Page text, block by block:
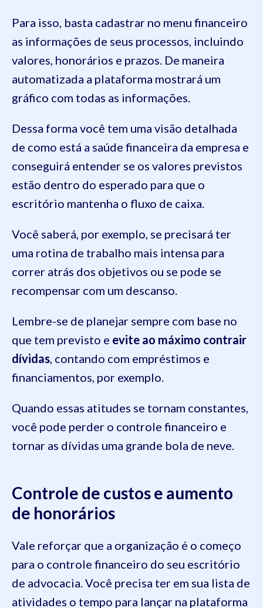
Para isso, basta cadastrar no menu financeiro
as informações de seus processos, incluindo
valores, honorários e prazos. De maneira
automatizada a plataforma mostrará um
gráfico com todas as informações.
Dessa forma você tem uma visão detalhada
de como está a saúde financeira da empresa e
conseguirá entender se os valores previstos
estão dentro do esperado para que o
escritório mantenha o fluxo de caixa.
Você saberá, por exemplo, se precisará ter
uma rotina de trabalho mais intensa para
correr atrás dos objetivos ou se pode se
recompensar com um descanso.
Lembre-se de planejar sempre com base no
que tem previsto e evite ao máximo contrair
dívidas, contando com empréstimos e
financiamentos, por exemplo.
Quando essas atitudes se tornam constantes,
você pode perder o controle financeiro e
tornar as dívidas uma grande bola de neve.
Controle de custos e aumento
de honorários
Vale reforçar que a organização é o começo
para o controle financeiro do seu escritório
de advocacia. Você precisa ter em sua lista de
atividades o tempo para lançar na plataforma